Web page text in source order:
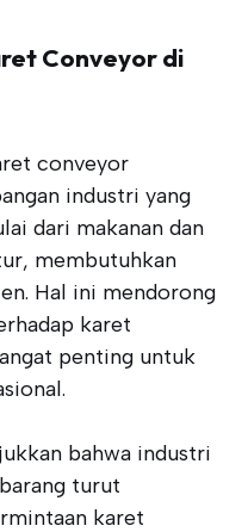
Conveyor di
conveyor
industri yang
dari makanan dan
membutuhkan
Hal ini mendorong
karet
penting untuk
bahwa industri
turut
karet